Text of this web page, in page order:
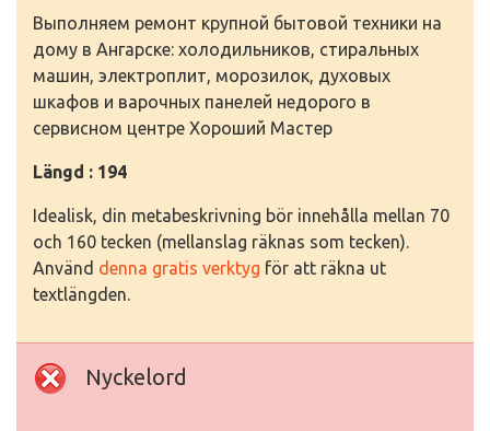
Выполняем ремонт крупной бытовой техники на
дому в Ангарске: холодильников, стиральных
машин, электроплит, морозилок, духовых
шкафов и варочных панелей недорого в
сервисном центре Хороший Мастер
Längd : 194
Idealisk, din metabeskrivning bör innehålla mellan 70
och 160 tecken (mellanslag räknas som tecken).
Använd denna gratis verktyg för att räkna ut
textlängden.
Nyckelord